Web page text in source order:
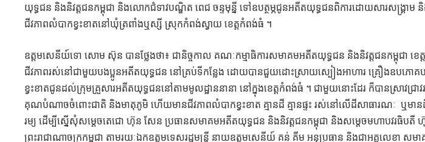
យុទ្ធជន និងនិវត្តជនកម្ពុជា និងលោកជំទាវបណ្ឌិត​ ពេជ ​ចន្ទ​មុន្នី​ ទៅឧបត្ថម្ភជូនអតីតយុទ្ធជនពិការដោយសារសង្គ្រា
ជីវភាពលំបាកខ្វះខាតនៅឃុំត្រពាំងឬស្សី ស្រុកកំពង់ស្វាយ ខេត្តកំពង់ធំ ។
ឧត្តមសេនីយ៍ទោ សោម ស៊ុន បានថ្លែងថា៖ ជានិច្ចកាល គណៈកម្មាធិការសមាគមអតីតយុទ្ធជន និងនិវត្តជន​កម្ពុជា ខេត្
ជីវភាពរស់នៅជាមួយបងប្អូនអតីតយុទ្ធជន នៅគ្រប់ទីកន្លែង ដោយបានជួយដោះស្រាយស្បៀងអាហារ គ្រឿងឧបភោ
ខ្វះខាតជូនដល់ក្រុមគ្រួសារអតីតយុទ្ធជននៅតាមមូលដ្ឋាននានា នៅក្នុងខេត្តកំពង់ធំ ។ ជាមួយនោះដែរ ក៏បានស្រាវជ្រ
គុណបំណាចចំពោះជាតិ និង​មាតុ​ភូមិ​ ហើយ​មាន​ជីវភាព​លំបាក​ខ្វះខាត​ គ្មានដី គ្មានផ្ទះ រស់នៅលើដីសាធារណៈ ឬម
រម្យ ដើម្បីស្នើសុំសម្ដេចតេជោ ហ៊ុន សែន ប្រធានសមាគមអតីតយុទ្ធជន និងនិវត្តជនកម្ពុជា និងសម្ដេចមហាបវរធិបតី
ព្រះរាជាណាចក្រកម្ពុជា តាមរយៈឯកឧត្តមទេសរដ្ឋមន្ត្រី នាយឧត្តមសេនីយ៍ គន់ គីម អនុប្រធាន និងជាអគ្គលេខា សម